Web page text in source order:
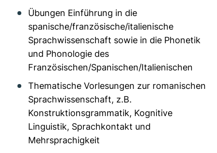
Übungen Einführung in die
spanische/französische/italienische
Sprachwissenschaft sowie in die Phonetik
und Phonologie des
Französischen/Spanischen/Italienischen
Thematische Vorlesungen zur romanischen
Sprachwissenschaft, z.B.
Konstruktionsgrammatik, Kognitive
Linguistik, Sprachkontakt und
Mehrsprachigkeit